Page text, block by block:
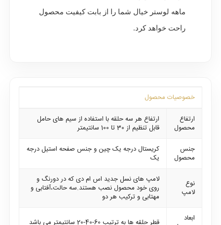
ماهه لوستر خیال شما را از بابت کیفیت محصول
راحت خواهد کرد.
خصوصیات محصول
ارتفاع
محصول
ارتفاع هر سه حلقه با استفاده از سیم های حامل
قابل تنظیم از 30 تا 100 سانتیمتر
جنس
محصول
کریستال درجه یک چین و جنس صفحه استیل درجه
یک
نوع
لامپ
لامپ های نسل جدید اس ام دی که در دورنگ و
روی خود محصول نصب هستند.سه حالت،آفتابی و
مهتابی و ترکیب هر دو
ابعاد
قطر حلقه ها به ترتیب 60-40-20 سانتیمتر می باشد